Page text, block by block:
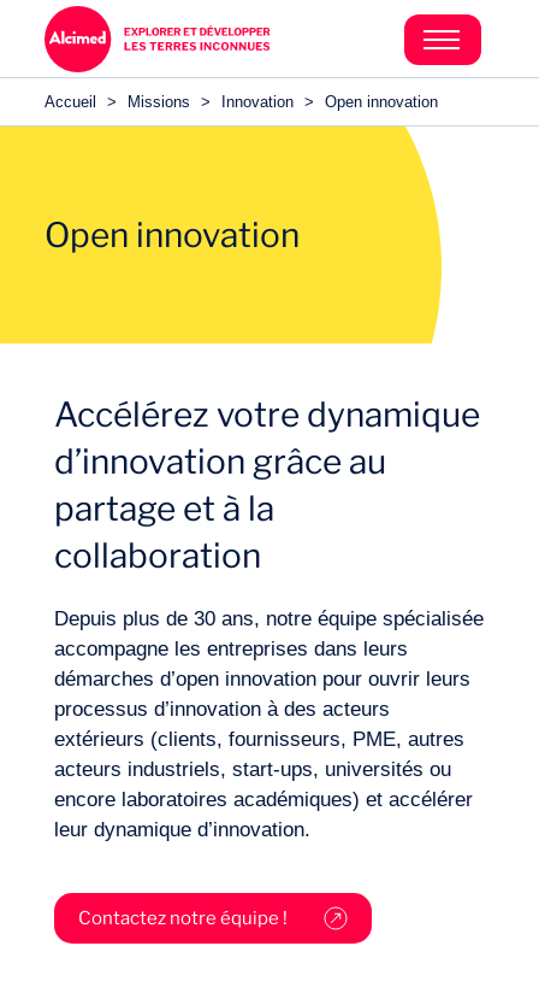
Secteurs
Accueil > Missions > Innovation > Open innovation
Open innovation
Accélérez votre dynamique
d’innovation grâce au
partage et à la
collaboration
Depuis plus de 30 ans, notre équipe spécialisée
accompagne les entreprises dans leurs
démarches d’open innovation pour ouvrir leurs
processus d’innovation à des acteurs
extérieurs (clients, fournisseurs, PME, autres
acteurs industriels, start-ups, universités ou
encore laboratoires académiques) et accélérer
leur dynamique d’innovation.
Contactez notre équipe !